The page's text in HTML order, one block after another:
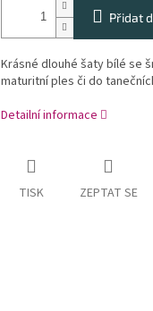
Přidat
Krásné dlouhé šaty bílé se
maturitní ples či do
Detailní informace
TISK ZEPTAT SE